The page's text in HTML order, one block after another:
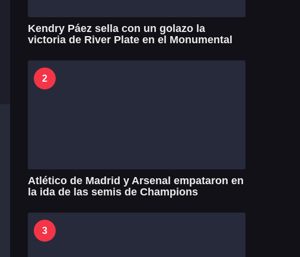
Kendry Páez sella con un golazo la
victoria de River Plate en el Monumental
2
Atlético de Madrid y Arsenal empataron en
la ida de las semis de Champions
3